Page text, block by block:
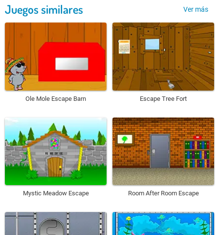
Juegos similares Ver más
Ole Mole Escape Barn Escape Tree Fort
Mystic Meadow Escape Room After Room Escape